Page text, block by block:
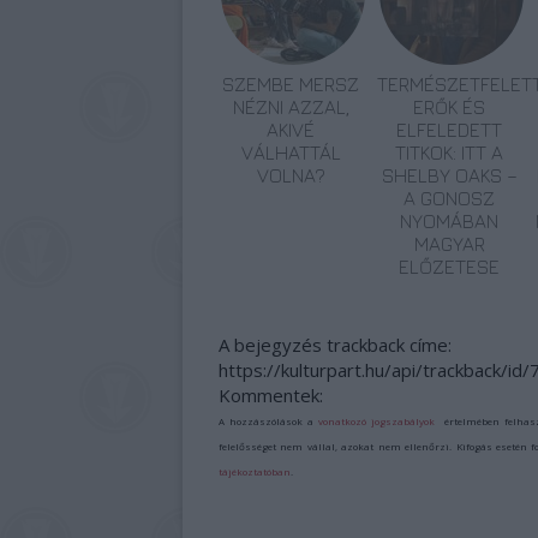
SZEMBE MERSZ
NÉZNI AZZAL,
AKIVÉ
VÁLHATTÁL
VOLNA?
ERŐK ÉS
ELFELEDETT
TITKOK: ITT A
SHELBY OAKS –
A GONOSZ
NYOMÁBAN
MAGYAR
ELŐZETESE
A bejegyzés trackback címe:
https://kulturpart.hu/api/trackback/id/
Kommentek:
A hozzászólások avonatkozó jogszabályok értelmében
felelősséget nem vállal, azokat nem ellenőrzi. Kifogás esetén
tájékoztatóban